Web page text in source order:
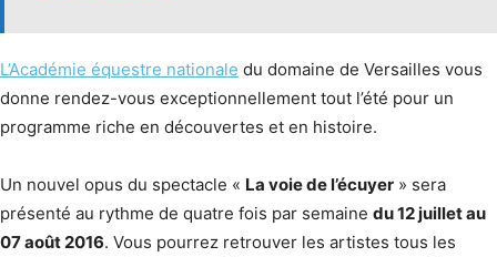
L’Académie équestre nationale du domaine de Versailles vous
donne rendez-vous exceptionnellement tout l’été pour un
programme riche en découvertes et en histoire.
Un nouvel opus du spectacle « La voie de l’écuyer » sera
présenté au rythme de quatre fois par semaine du 12 juillet au
07 août 2016. Vous pourrez retrouver les artistes tous les